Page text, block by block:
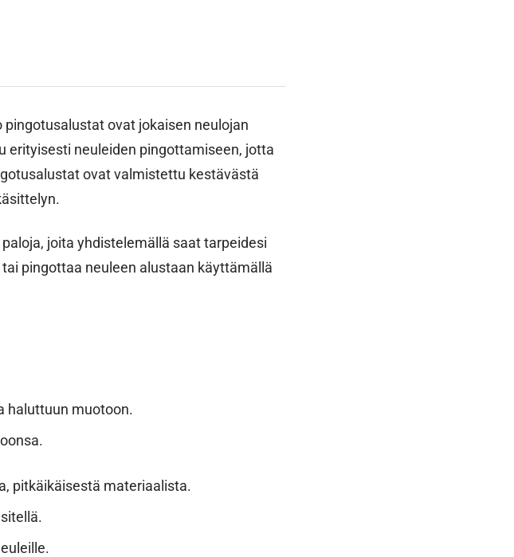
ovat jokaisen neulojan
erityisesti neuleiden pingottamiseen, jotta
ovat valmistettu kestävästä
joita yhdistelemällä saat tarpeidesi
pingottaa neuleen alustaan käyttämällä
haluttuun muotoon.
pitkäikäisestä materiaalista.